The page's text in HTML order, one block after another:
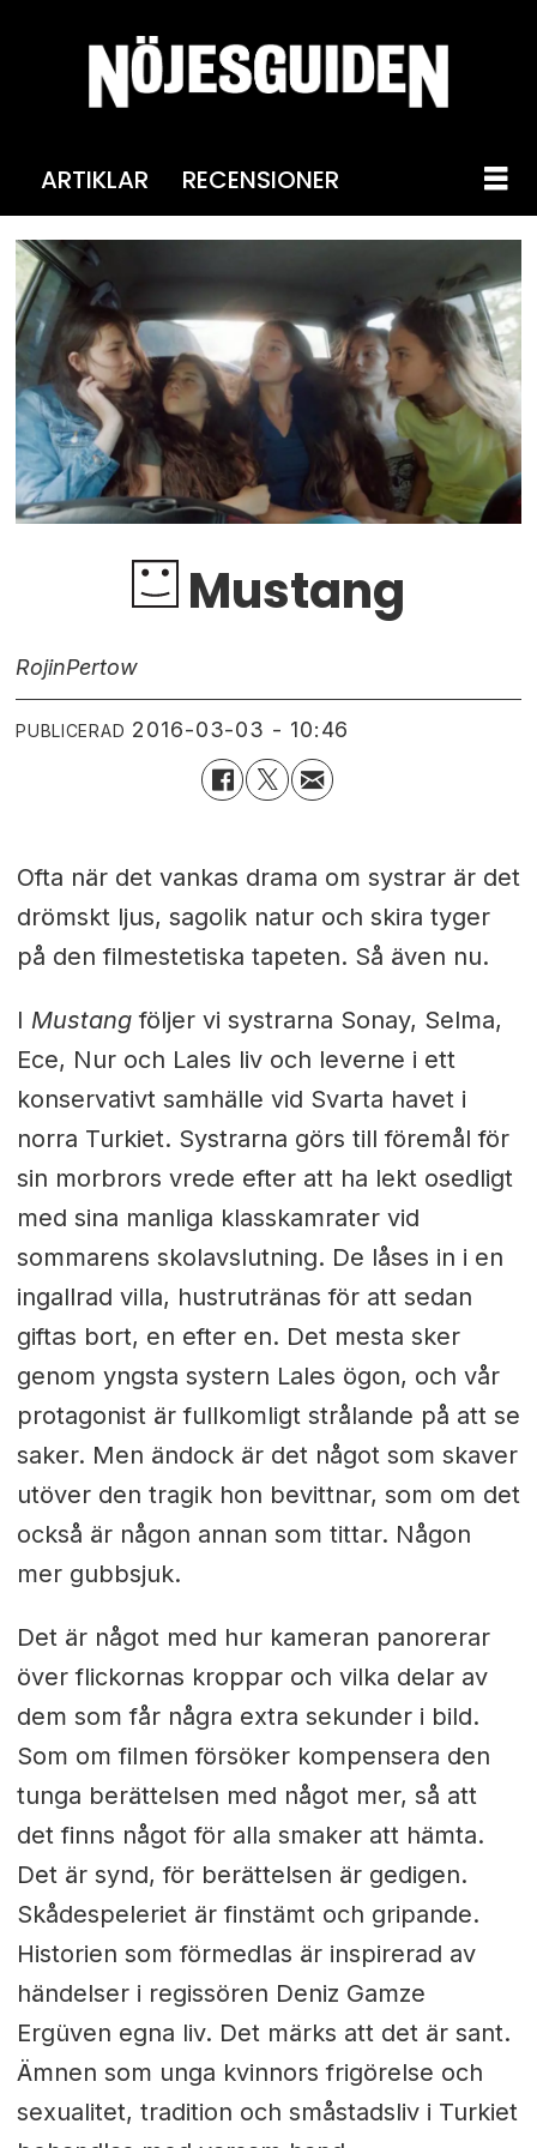
ARTIKLAR RECENSIONER
Mustang
RojinPertow
PUBLICERAD 2016-03-03 - 10:46
Ofta när det vankas drama om systrar är det
drömskt ljus, sagolik natur och skira tyger
på den filmestetiska tapeten. Så även nu.
I Mustangföljer vi systrarna Sonay, Selma,
Ece, Nur och Lales liv och leverne i ett
konservativt samhälle vid Svarta havet i
norra Turkiet. Systrarna görs till föremål för
sin morbrors vrede efter att ha lekt osedligt
med sina manliga klasskamrater vid
sommarens skolavslutning. De låses in i en
ingallrad villa, hustrutränas för att sedan
giftas bort, en efter en. Det mesta sker
genom yngsta systern Lales ögon, och vår
protagonist är fullkomligt strålande på att se
saker. Men ändock är det något som skaver
utöver den tragik hon bevittnar, som om det
också är någon annan som tittar. Någon
mer gubbsjuk.
Det är något med hur kameran panorerar
över flickornas kroppar och vilka delar av
dem som får några extra sekunder i bild.
Som om filmen försöker kompensera den
tunga berättelsen med något mer, så att
det finns något för alla smaker att hämta.
Det är synd, för berättelsen är gedigen.
Skådespeleriet är finstämt och gripande.
Historien som förmedlas är inspirerad av
händelser i regissören Deniz Gamze
Ergüven egna liv. Det märks att det är sant.
Ämnen som unga kvinnors frigörelse och
sexualitet, tradition och småstadsliv i Turkiet